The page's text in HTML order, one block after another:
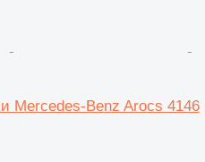
Mercedes-Benz Arocs 4146